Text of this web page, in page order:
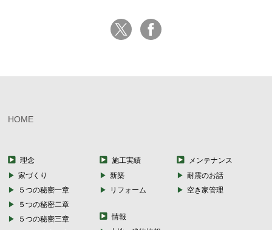
HOME
理念
家づくり
５つの秘密一章
５つの秘密二章
５つの秘密三章
施工実績
新築
リフォーム
メンテナンス
耐震のお話
空き家管理
情報